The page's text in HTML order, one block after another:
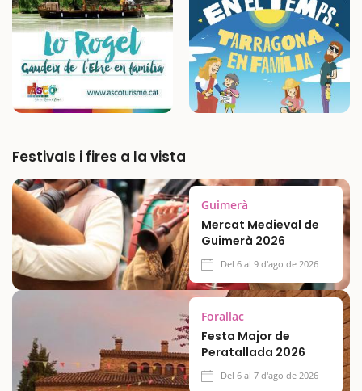
Festivals i fires a la vista
Guimerà
Mercat Medieval de
Guimerà 2026
Del 6 al 9 d'ago de 2026
Forallac
Festa Major de
Peratallada 2026
Del 6 al 7 d'ago de 2026